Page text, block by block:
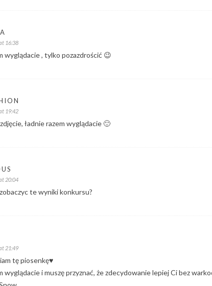
16:38
wyglądacie , tylko pozazdrościć 😉
19:42
ładnie razem wyglądacie 🙂
20:04
te wyniki konkursu?
21:49
tę piosenkę♥
wyglądacie i muszę przyznać, że zdecydowanie lepiej Ci bez